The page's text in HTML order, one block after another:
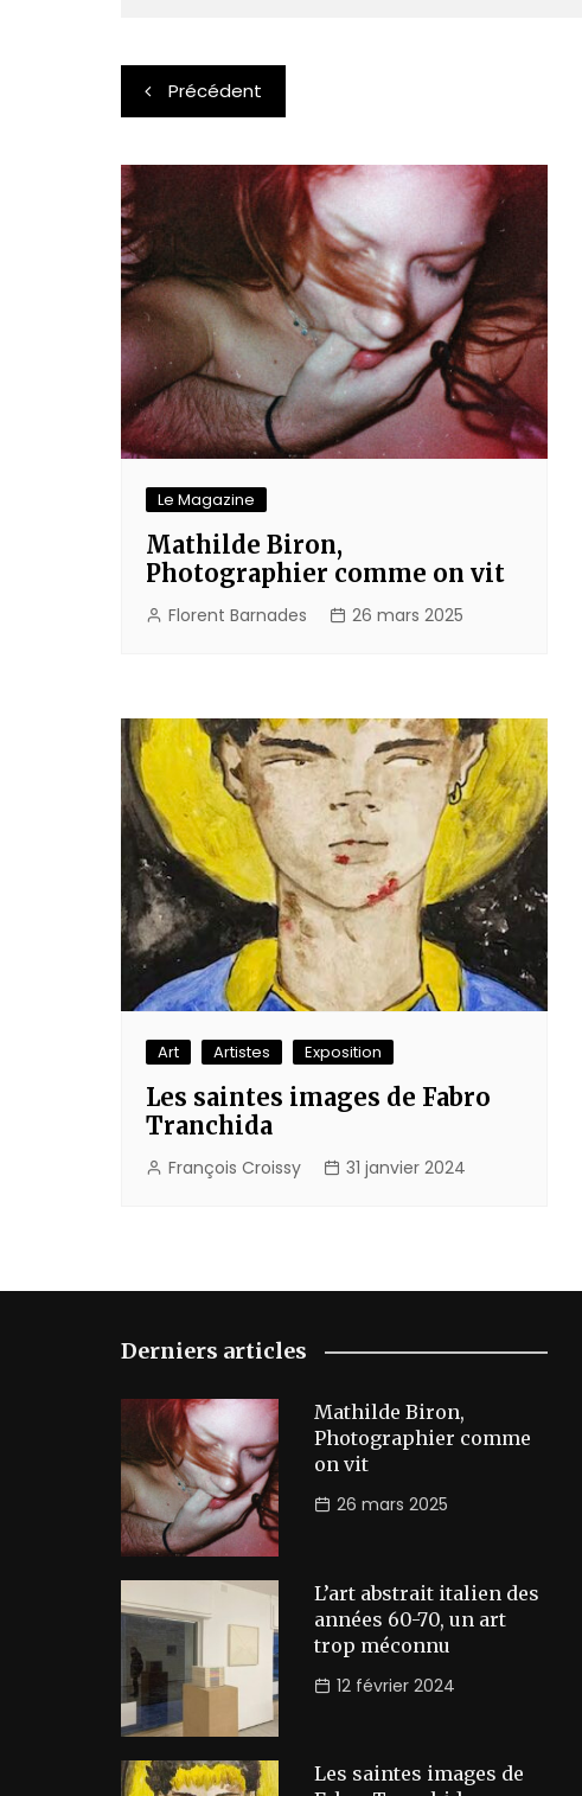
Navigation
de
l’article
Précédent
Le Magazine
Mathilde Biron,
Photographier comme on vit
Florent Barnades 26 mars 2025
Art Artistes Exposition
Les saintes images de Fabro
Tranchida
François Croissy 31 janvier 2024
Derniers articles
Mathilde Biron,
Photographier comme
on vit
26 mars 2025
L’art abstrait italien des
années 60-70, un art
trop méconnu
12 février 2024
Les saintes images de